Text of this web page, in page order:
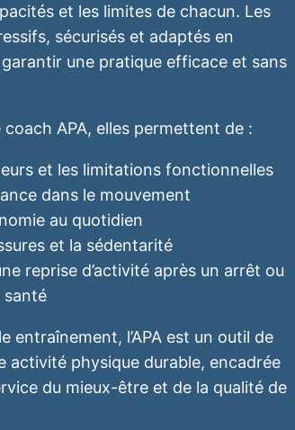
et les limites de chacun. Les
sécurisés et adaptés en
une pratique efficace et sans
APA, elles permettent de :
et les limitations fonctionnelles
dans le mouvement
au quotidien
et la sédentarité
reprise d’activité après un arrêt ou
santé
entraînement, l’APA est un outil de
activité physique durable, encadrée
du mieux-être et de la qualité de